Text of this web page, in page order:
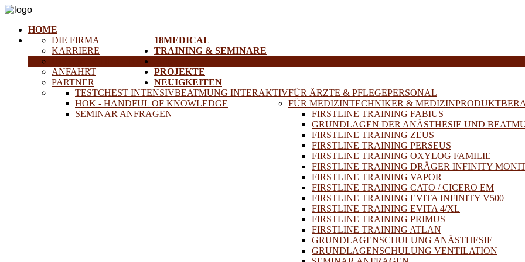
HOME
18MEDICAL
DIE FIRMA
KARRIERE
HISTORISCHE GERÄTE
ANFAHRT
PARTNER
TRAINING & SEMINARE
FÜR ÄRZTE & PFLEGEPERSONAL
TESTCHEST INTENSIVBEATMUNG INTERAKTIV
HOK - HANDFUL OF KNOWLEDGE
SEMINAR ANFRAGEN
FÜR MEDIZINTECHNIKER &
FIRSTLINE TRAINING FABIUS
GRUNDLAGEN DER ANÄSTHESIE UND
FIRSTLINE TRAINING ZEUS
FIRSTLINE TRAINING PERSEUS
FIRSTLINE TRAINING OXYLOG FAMILIE
FIRSTLINE TRAINING DRÄGER INFINITY
FIRSTLINE TRAINING VAPOR
FIRSTLINE TRAINING CATO / CICERO EM
FIRSTLINE TRAINING EVITA INFINITY V500
FIRSTLINE TRAINING EVITA 4/XL
FIRSTLINE TRAINING PRIMUS
FIRSTLINE TRAINING ATLAN
GRUNDLAGENSCHULUNG ANÄSTHESIE
GRUNDLAGENSCHULUNG VENTILATION
PROJEKTE
NEUIGKEITEN